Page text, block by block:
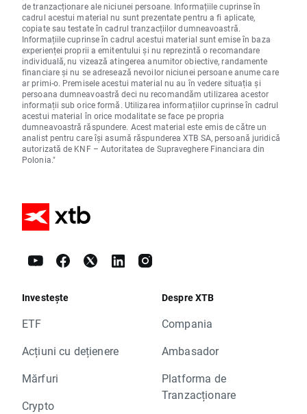
de tranzacționare ale niciunei persoane. Informațiile cuprinse în
cadrul acestui material nu sunt prezentate pentru a fi aplicate,
copiate sau testate în cadrul tranzacțiilor dumneavoastră.
Informațiile cuprinse în cadrul acestui material sunt emise în baza
experienței proprii a emitentului și nu reprezintă o recomandare
individuală, nu vizează atingerea anumitor obiective, randamente
financiare și nu se adresează nevoilor niciunei persoane anume care
ar primi-o. Premisele acestui material nu au în vedere situația și
persoana dumneavoastră deci nu recomandăm utilizarea acestor
informații sub orice formă. Utilizarea informațiilor cuprinse în cadrul
acestui material în orice modalitate se face pe propria
dumneavoastră răspundere. Acest material este emis de către un
analist pentru care își asumă răspunderea XTB SA, persoană juridică
autorizată de KNF – Autoritatea de Supraveghere Financiara din
Polonia."
Investește
ETF
Acțiuni cu dețienere
Mărfuri
Crypto
Despre XTB
Compania
Ambasador
Platforma de
Tranzacționare